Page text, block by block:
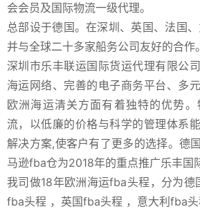
会会员及国际物流一级代理。
总部设于德国。在深圳、英国、法国
并与全球二十多家船务公司友好的合作。
深圳市乐丰联运国际货运代理有限公
海运网络、完善的电子商务平台、多
欧洲海运清关方面有着独特的优势
流，以低廉的价格与科学的管理体系
解决方案,使客户有了更多的选择。德
马逊fba仓为2018年的重点推广乐丰国
我司做18年欧洲海运fba头程，分为德
fba头程 ，英国fba头程 ，意大利fba